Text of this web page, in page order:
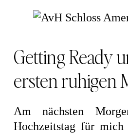
Getting Ready
ersten ruhigen
Am nächsten
Hochzeitstag für